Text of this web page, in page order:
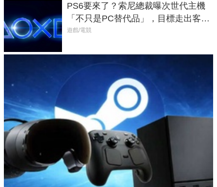
PS6要來了？索尼總裁曝次世代主機
「不只是PC替代品」，目標走出客
廳、進軍電競桌面
遊戲/電競